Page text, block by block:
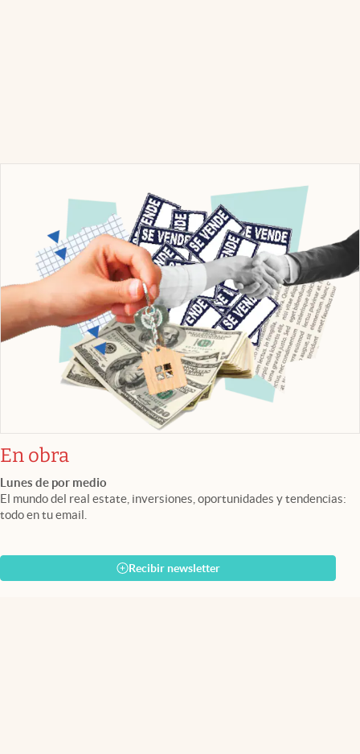
En obra
Lunes de por medio
El mundo del real estate, inversiones, oportunidades y tendencias:
todo en tu email.
Recibir newsletter